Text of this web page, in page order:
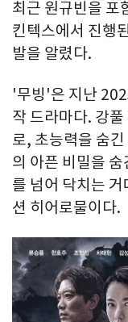
최근 원규빈을 포
킨텍스에서 진행
발을 알렸다.
'무빙'은 지난
작 드라마다. 강
로, 초능력을 숨
의 아픈 비밀을
를 넘어 닥치는
션 히어로물이다.